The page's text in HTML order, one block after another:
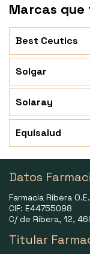
Marcas
Best Ceutics
Solgar
Solaray
Equisalud
Datos
Farmacia Ribera O.E.
CIF: E44755098
C/ de Ribera, 12,
Titular